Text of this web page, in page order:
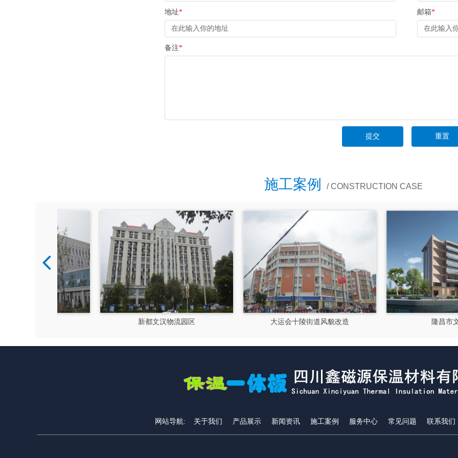
地址* 邮箱*
备注*
施工案例 / CONSTRUCTION CASE
新都文汉物流园区 大运会十陵街道风貌改造 隆昌市文化馆
网站导航: 关于我们 产品展示 新闻资讯 施工案例 服务中心 常见问题 联系我们